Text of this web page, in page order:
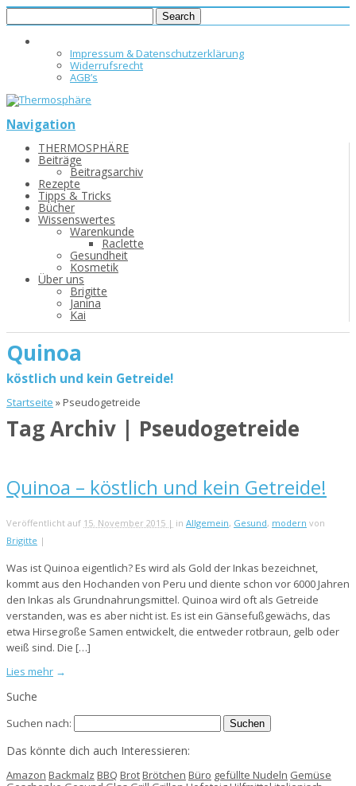
Impressum & Datenschutzerklärung
Widerrufsrecht
AGB’s
Navigation
THERMOSPHÄRE
Beiträge
Beitragsarchiv
Rezepte
Tipps & Tricks
Bücher
Wissenswertes
Warenkunde
Raclette
Gesundheit
Kosmetik
Über uns
Brigitte
Janina
Kai
Quinoa
köstlich und kein Getreide!
Startseite »Pseudogetreide
Tag Archiv | Pseudogetreide
Quinoa – köstlich und kein Getreide!
Veröffentlicht auf 15. November 2015 | in Allgemein, Gesund, modern von
Brigitte |
Was ist Quinoa eigentlich? Es wird als Gold der Inkas bezeichnet,
kommt aus den Hochanden von Peru und diente schon vor 6000 Jahren
den Inkas als Grundnahrungsmittel. Quinoa wird oft als Getreide
verstanden, was es aber nicht ist. Es ist ein Gänsefußgewächs, das
etwa Hirsegroße Samen entwickelt, die entweder rotbraun, gelb oder
weiß sind. Die […]
Lies mehr →
Suche
Suchen nach:
Das könnte dich auch Interessieren:
Amazon Backmalz BBQ BrotBrötchen Büro gefüllte Nudeln Gemüse